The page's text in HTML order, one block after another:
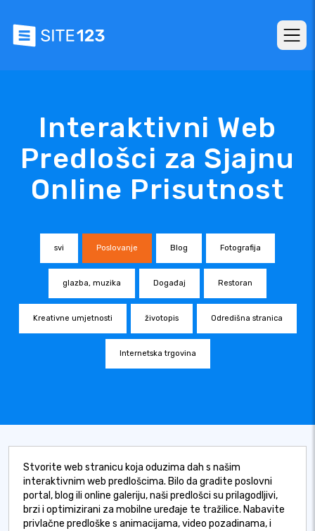
Interaktivni Web
Predlošci za Sjajnu
Online Prisutnost
svi Poslovanje Blog Fotografija
glazba, muzika Događaj Restoran
Kreativne umjetnosti životopis Odredišna stranica
Internetska trgovina
Stvorite web stranicu koja oduzima dah s našim
interaktivnim web predlošcima. Bilo da gradite poslovni
portal, blog ili online galeriju, naši predlošci su prilagodljivi,
brzi i optimizirani za mobilne uređaje te tražilice. Nabavite
privlačne predloške s animacijama, video pozadinama, i